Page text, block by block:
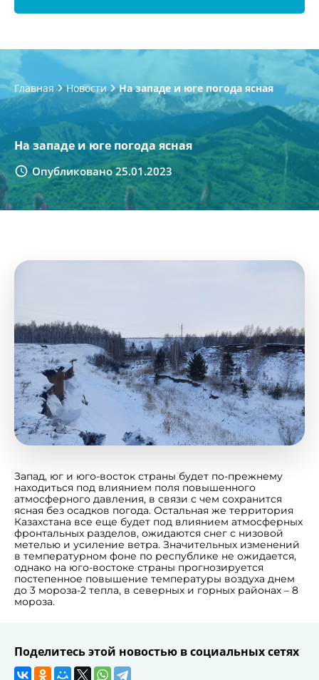
Главная Новости На западе и юге погода ясная
На западе и юге погода ясная
Опубликовано 25.01.2023
Запад, юг и юго-восток страны будет по-прежнему
находиться под влиянием поля повышенного
атмосферного давления, в связи с чем сохранится
ясная без осадков погода. Остальная же территория
Казахстана все еще будет под влиянием атмосферных
фронтальных разделов, ожидаются снег с низовой
метелью и усиление ветра. Значительных изменений
в температурном фоне по республике не ожидается,
однако на юго-востоке страны прогнозируется
постепенное повышение температуры воздуха днем
до 3 мороза-2 тепла, в северных и горных районах – 8
мороза.
Поделитесь этой новостью в социальных сетях